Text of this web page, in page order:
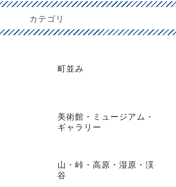
カテゴリ
町並み
美術館・ミュージアム・
ギャラリー
山・峠・高原・湿原・渓
谷